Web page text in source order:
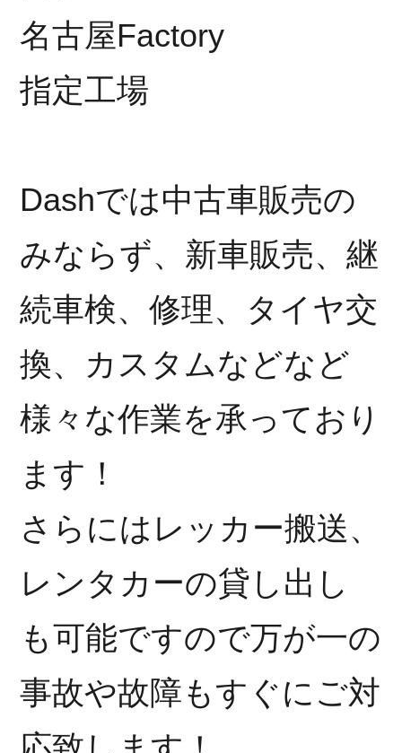
名古屋Factory
指定工場
Dashでは中古車販売の
みならず、新車販売、継
続車検、修理、タイヤ交
換、カスタムなどなど
様々な作業を承っており
ます！
さらにはレッカー搬送、
レンタカーの貸し出し
も可能ですので万が一の
事故や故障もすぐにご対